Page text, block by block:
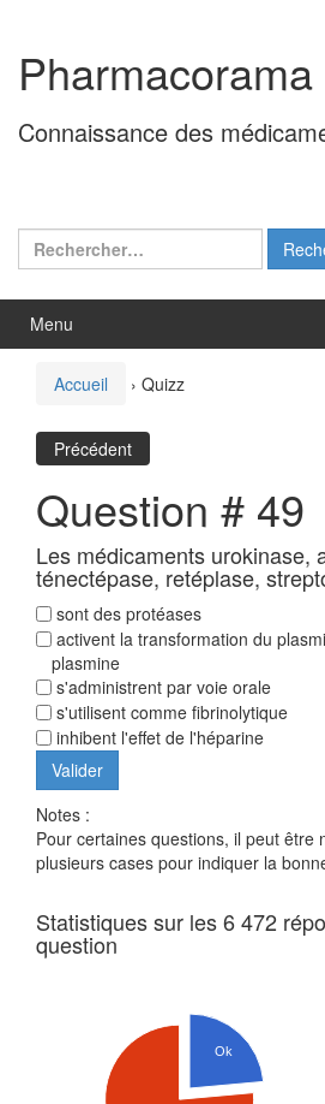
contenu
menu
principal
Pharmacorama
Connaissance des
Rechercher :
Menu
Accueil › Quizz
Précédent
Question # 49
Les médicaments urokinase,
ténectépase, retéplase,
sont des protéases
activent la transformation du
plasmine
s'administrent par voie orale
s'utilisent comme fibrinolytique
inhibent l'effet de l'héparine
Notes :
Pour certaines questions, il peut être
plusieurs cases pour indiquer la
Statistiques sur les 6 472
question
Ok